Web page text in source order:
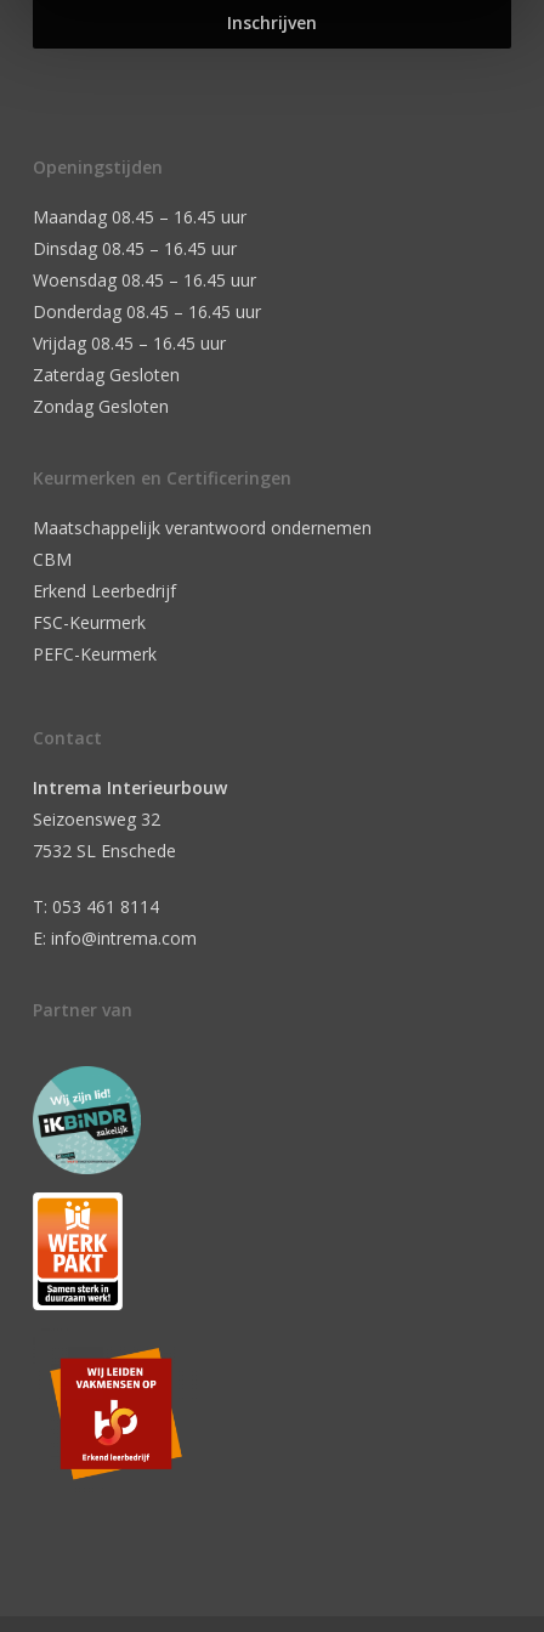
Openingstijden
Maandag 08.45 – 16.45 uur
Dinsdag 08.45 – 16.45 uur
Woensdag 08.45 – 16.45 uur
Donderdag 08.45 – 16.45 uur
Vrijdag 08.45 – 16.45 uur
Zaterdag Gesloten
Zondag Gesloten
Keurmerken en Certificeringen
Maatschappelijk verantwoord ondernemen
CBM
Erkend Leerbedrijf
FSC-Keurmerk
PEFC-Keurmerk
Contact
Intrema Interieurbouw
Seizoensweg 32
7532 SL Enschede
T: 053 461 8114
E: info@intrema.com
Partner van